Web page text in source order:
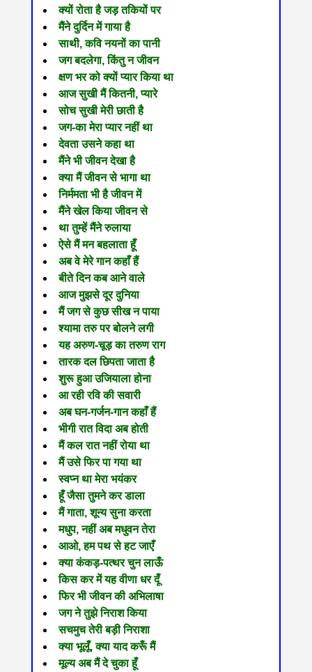
क्यों रोता है जड़ तकियों पर
मैंने दुर्दिन में गाया है
साथी, कवि नयनों का पानी
जग बदलेगा, किंतु न जीवन
क्षण भर को क्यों प्यार किया था
आज सुखी मैं कितनी, प्यारे
सोच सुखी मेरी छाती है
जग-का मेरा प्यार नहीं था
देवता उसने कहा था
मैंने भी जीवन देखा है
क्या मैं जीवन से भागा था
निर्ममता भी है जीवन में
मैंने खेल किया जीवन से
था तुम्हें मैंने रुलाया
ऐसे मैं मन बहलाता हूँ
अब वे मेरे गान कहाँ हैं
बीते दिन कब आने वाले
आज मुझसे दूर दुनिया
मैं जग से कुछ सीख न पाया
श्यामा तरु पर बोलने लगी
यह अरुण-चूड़ का तरुण राग
तारक दल छिपता जाता है
शुरू हुआ उजियाला होना
आ रही रवि की सवारी
अब घन-गर्जन-गान कहाँ हैं
भीगी रात विदा अब होती
मैं कल रात नहीं रोया था
मैं उसे फिर पा गया था
स्वप्न था मेरा भयंकर
हूँ जैसा तुमने कर डाला
मैं गाता, शून्य सुना करता
मधुप, नहीं अब मधुवन तेरा
आओ, हम पथ से हट जाएँ
क्‍या कंकड़-पत्‍थर चुन लाऊँ
किस कर में यह वीणा धर दूँ
फिर भी जीवन की अभिलाषा
जग ने तुझे निराश किया
सचमुच तेरी बड़ी निराशा
क्या भूलूँ, क्या याद करूँ मैं
मूल्य अब मैं दे चुका हूँ